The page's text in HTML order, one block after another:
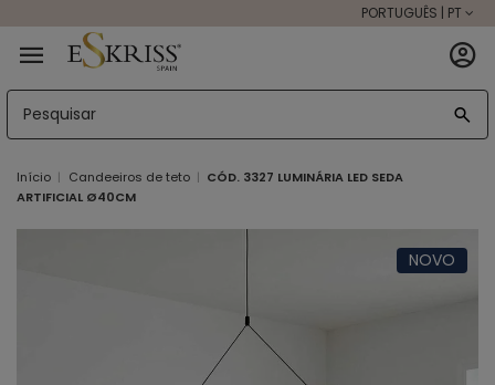
PORTUGUÊS | PT
Início Candeeiros de teto
CÓD. 3327 LUMINÁRIA LED SEDA
ARTIFICIAL Ø40CM
NOVO